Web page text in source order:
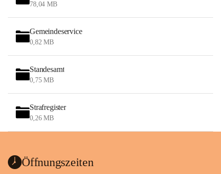
78,04 MB
Gemeindeservice
0,82 MB
Standesamt
0,75 MB
Strafregister
0,26 MB
Öffnungszeiten